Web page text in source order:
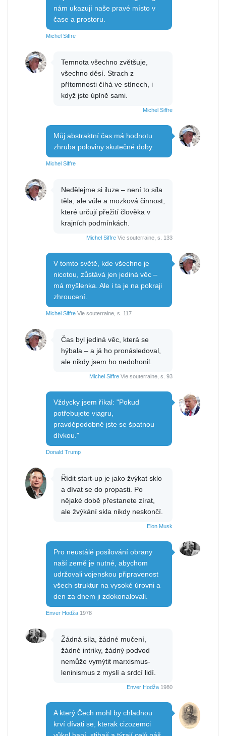
nám ukazují naše pravé místo v
čase a prostoru.
Michel Siffre
Temnota všechno zvětšuje,
všechno děsí. Strach z
přítomnosti číhá ve stínech, i
když jste úplně sami.
Michel Siffre
Můj abstraktní čas má hodnotu
zhruba poloviny skutečné doby.
Michel Siffre
Nedělejme si iluze – není to síla
těla, ale vůle a mozková činnost,
které určují přežití člověka v
krajních podmínkách.
Michel Siffre Vie souterraine, s. 133
V tomto světě, kde všechno je
nicotou, zůstává jen jediná věc –
má myšlenka. Ale i ta je na pokraji
zhroucení.
Michel Siffre Vie souterraine, s. 117
Čas byl jediná věc, která se
hýbala – a já ho pronásledoval,
ale nikdy jsem ho nedohonil.
Michel Siffre Vie souterraine, s. 93
Vždycky jsem říkal: "Pokud
potřebujete viagru,
pravděpodobně jste se špatnou
dívkou."
Donald Trump
Řídit start-up je jako žvýkat sklo
a dívat se do propasti. Po
nějaké době přestanete zírat,
ale žvýkání skla nikdy neskončí.
Elon Musk
Pro neustálé posilování obrany
naší země je nutné, abychom
udržovali vojenskou připravenost
všech struktur na vysoké úrovni a
den za dnem ji zdokonalovali.
Enver Hodža 1978
Žádná síla, žádné mučení,
žádné intriky, žádný podvod
nemůže vymýtit marxismus-
leninismus z myslí a srdcí lidí.
Enver Hodža 1980
A který Čech mohl by chladnou
krví dívati se, kterak cizozemci